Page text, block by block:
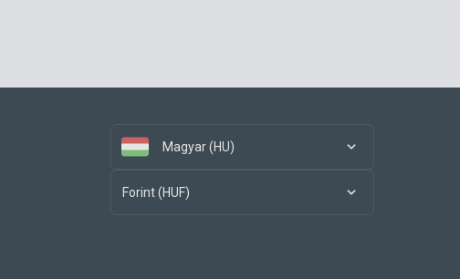
Magyar (HU)
Forint (HUF)